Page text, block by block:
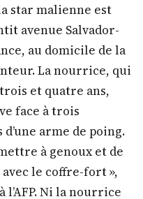
star malienne est
avenue Salvador-
au domicile de la
La nourrice, qui
et quatre ans,
face à trois
arme de poing.
à genoux et de
le coffre-fort »,
Ni la nourrice